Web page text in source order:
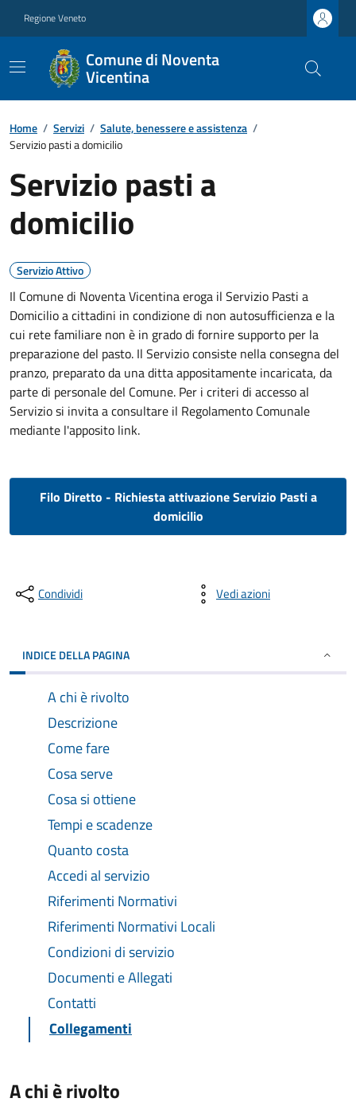
Regione Veneto
Comune di Noventa
Vicentina
Home / Servizi / Salute, benessere e assistenza /
Servizio pasti a domicilio
Servizio pasti a
domicilio
Servizio Attivo
Il Comune di Noventa Vicentina eroga il Servizio Pasti a
Domicilio a cittadini in condizione di non autosufficienza e la
cui rete familiare non è in grado di fornire supporto per la
preparazione del pasto. Il Servizio consiste nella consegna del
pranzo, preparato da una ditta appositamente incaricata, da
parte di personale del Comune. Per i criteri di accesso al
Servizio si invita a consultare il Regolamento Comunale
mediante l'apposito link.
Filo Diretto - Richiesta attivazione Servizio Pasti a
domicilio
Condividi Vedi azioni
INDICE DELLA PAGINA
A chi è rivolto
Descrizione
Come fare
Cosa serve
Cosa si ottiene
Tempi e scadenze
Quanto costa
Accedi al servizio
Riferimenti Normativi
Riferimenti Normativi Locali
Condizioni di servizio
Documenti e Allegati
Contatti
Collegamenti
A chi è rivolto